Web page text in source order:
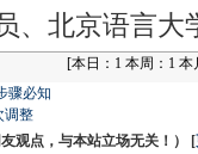
京语言大
[本日：1 本周：1
骤必知
调整
点，与本站立场无关！） [